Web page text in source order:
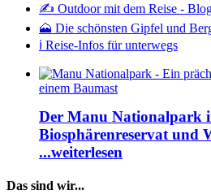
✍️ Outdoor mit dem Reise -
🗻 Die schönsten Gipfel und
ℹ️ Reise-Infos für unterwegs
Der Manu Nationalpark
Biosphärenreservat und
...weiterlesen
Das sind wir...